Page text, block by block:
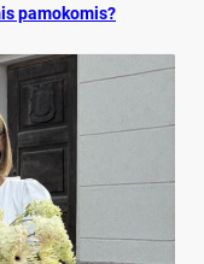
pa­mo­ko­mis?